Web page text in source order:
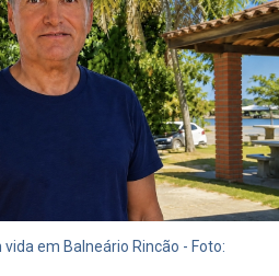
em Balneário Rincão - Foto: